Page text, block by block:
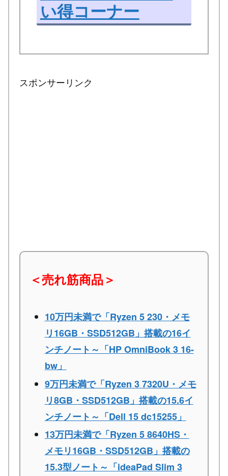
い得コーナー
スポンサーリンク
＜売れ筋商品＞
10万円未満で「Ryzen 5 230・メモ
リ16GB・SSD512GB」搭載の16イ
ンチノート～「HP OmniBook 3 16-
bw」
9万円未満で「Ryzen 3 7320U・メモ
リ8GB・SSD512GB」搭載の15.6イ
ンチノート～「Dell 15 dc15255」
13万円未満で「Ryzen 5 8640HS・
メモリ16GB・SSD512GB」搭載の
15.3型ノート～「ideaPad Slim 3